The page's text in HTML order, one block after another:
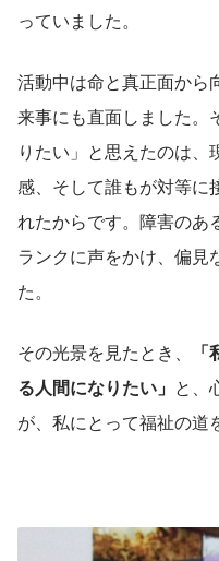
っていました。
活動中は命と真正面から
来事にも直面しました。
りたい」と思えたのは
感、そして誰もが対等に
れたからです。障害のあ
ランクに声をかけ、偏見
た。
その光景を見たとき、
る人間になりたい」 と、
が、私にとって福祉の道